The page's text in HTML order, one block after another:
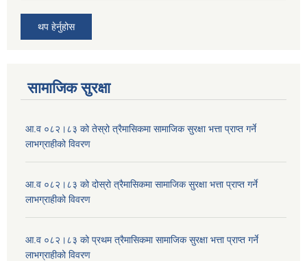
थप हेर्नुहोस
सामाजिक सुरक्षा
आ.व ०८२।८३ को तेस्रो त्रैमासिकमा सामाजिक सुरक्षा भत्ता प्राप्त गर्ने
लाभग्राहीको विवरण
आ.व ०८२।८३ को दोस्रो त्रैमासिकमा सामाजिक सुरक्षा भत्ता प्राप्त गर्ने
लाभग्राहीको विवरण
आ.व ०८२।८३ को प्रथम त्रैमासिकमा सामाजिक सुरक्षा भत्ता प्राप्त गर्ने
लाभग्राहीको विवरण